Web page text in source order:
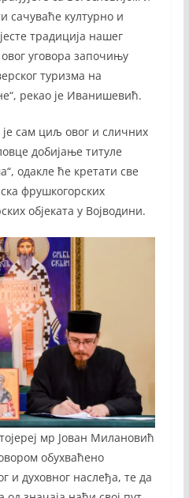
сачуваће културно и
традиција нашег
уговора започињу
туризма на
рекао је Иванишевић.
је сам циљ овог и сличних
добијање титуле
одакле ће кретати све
фрушкогорских
објеката у Војводини.
мр Јован Милановић
обухваћено
и духовног наслеђа, те да